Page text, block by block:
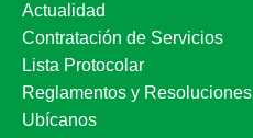
Actualidad
Contratación de Servicios
Lista Protocolar
Reglamentos y Resoluciones
Ubícanos